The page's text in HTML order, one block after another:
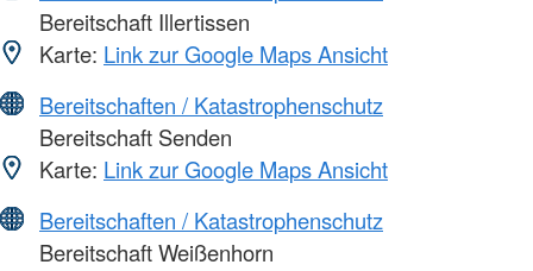
Bereitschaft Illertissen
Karte: Link zur Google Maps Ansicht
Bereitschaften / Katastrophenschutz
Bereitschaft Senden
Karte: Link zur Google Maps Ansicht
Bereitschaften / Katastrophenschutz
Bereitschaft Weißenhorn